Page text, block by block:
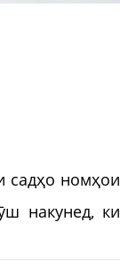
садҳо номҳои
накунед, ки